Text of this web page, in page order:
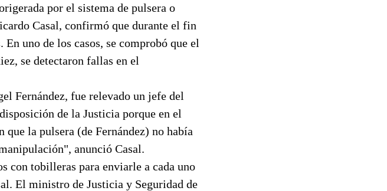
por el sistema de pulsera o
Casal, confirmó que durante el fin
En uno de los casos, se comprobó que el
se detectaron fallas en el
Fernández, fue relevado un jefe del
de la Justicia porque en el
la pulsera (de Fernández) no había
anunció Casal.
con tobilleras para enviarle a cada uno
El ministro de Justicia y Seguridad de